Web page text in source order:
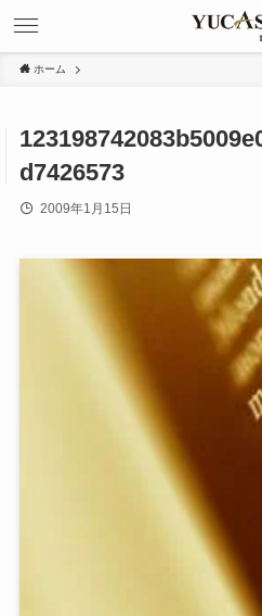
ホーム
d7426573
2009年1月15日